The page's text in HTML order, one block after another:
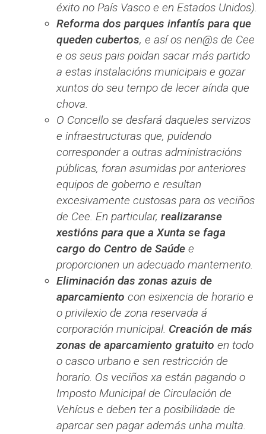
éxito no País Vasco e en Estados Unidos).
Reforma dos parques infantís para que
queden cubertos, e así os nen@s de Cee
e os seus pais poidan sacar más partido
a estas instalacións municipais e gozar
xuntos do seu tempo de lecer aínda que
chova.
O Concello se desfará daqueles servizos
e infraestructuras que, puidendo
corresponder a outras administracións
públicas, foran asumidas por anteriores
equipos de goberno e resultan
excesivamente custosas para os veciños
de Cee. En particular, realizaranse
xestións para que a Xunta se faga
cargo do Centro de Saúde e
proporcionen un adecuado mantemento.
Eliminación das zonas azuis de
aparcamiento con esixencia de horario e
o privilexio de zona reservada á
corporación municipal. Creación de más
zonas de aparcamiento gratuito en todo
o casco urbano e sen restricción de
horario. Os veciños xa están pagando o
Imposto Municipal de Circulación de
Vehícus e deben ter a posibilidade de
aparcar sen pagar además unha multa.